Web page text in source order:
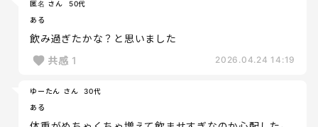
匿名 さん
50代
ある
飲み過ぎたかな？と思いました
共感 1 2026.04.24 14:19
ゆーたん さん
30代
ある